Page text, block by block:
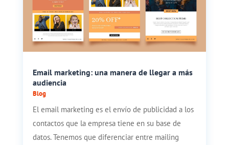
Email marketing: una manera de llegar a más
audiencia
Blog
El email marketing es el envío de publicidad a los
contactos que la empresa tiene en su base de
datos. Tenemos que diferenciar entre mailing